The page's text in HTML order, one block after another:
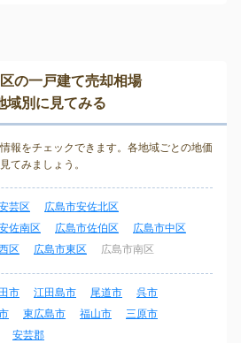
の一戸建て売却相場
域別に見てみる
報をチェックできます。各地域ごとの地価
てみましょう。
芸区
広島市安佐北区
佐南区
広島市佐伯区
広島市中区
区
広島市東区 広島市南区
市 江田島市 尾道市
呉市
東広島市 福山市
三原市
安芸郡